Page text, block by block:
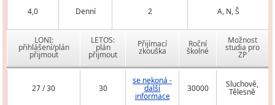
4,0 Denní 2 A, N, Š
LONI:
přihlášení/plán
přijmout
LETOS:
plán
přijmout
Přijímací
zkouška
Roční
školné
Možnost
studia pro
ZP
27 / 30 30
se nekoná -
další
informace
30000 Sluchově,
Tělesně